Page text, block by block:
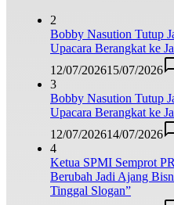
2
Bobby Nasution Tutup
Upacara Berangkat ke
12/07/202615/07/2026
3
Bobby Nasution Tutup
Upacara Berangkat ke
12/07/202614/07/2026
4
Ketua SPMI Semprot
Berubah Jadi Ajang
Tinggal Slogan”